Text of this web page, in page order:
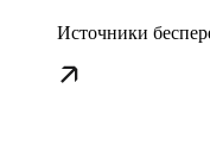
Источники